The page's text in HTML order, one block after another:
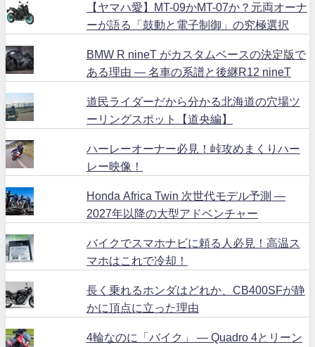
【ヤマハ愛】MT-09かMT-07か？元両オーナ
ーが語る「鼓動と電子制御」の究極選択
BMW R nineT がカスタムベースの決定版で
ある理由 ― 名車の系譜と後継R12 nineT
道民ライダーだから分かる北海道の穴場ツ
ーリングスポット【道央編】
ハーレーオーナー必見！峠攻めまくりハー
レー映像！
Honda Africa Twin 次世代モデル予測 ―
2027年以降の大型アドベンチャー
バイクでスマホナビに頼る人必見！高温ス
マホはこれで冷却！
長く乗れるホンダはどれか、CB400SFが静
かに頂点に立った理由
4輪なのに「バイク」 ― Quadro 4とリーン